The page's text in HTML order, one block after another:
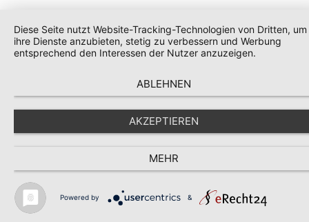
Diese Seite nutzt Website-Tracking-Technologien von Dritten, um
ihre Dienste anzubieten, stetig zu verbessern und Werbung
entsprechend den Interessen der Nutzer anzuzeigen.
ABLEHNEN
AKZEPTIEREN
MEHR
Powered by &